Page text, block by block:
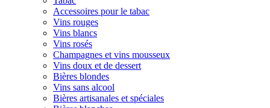
Accessoires pour le tabac
Vins rouges
Vins blancs
Vins rosés
Champagnes et vins mousseux
Vins doux et de dessert
Bières blondes
Vins sans alcool
Bières artisanales et spéciales